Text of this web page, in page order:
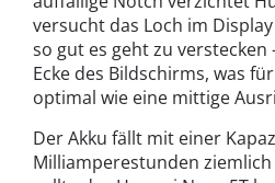
versucht das Loch im
so gut es geht zu verstecken
Ecke des Bildschirms, was
optimal wie eine mittige
Der Akku fällt mit einer
Milliamperestunden